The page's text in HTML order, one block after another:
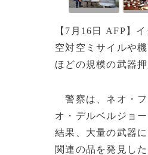
【7月16日 AFP】
空対空ミサイルや
ほどの規模の武器
警察は、ネオ・フ
オ・デルベルジョ
結果、大量の武器
関連の品を発見した